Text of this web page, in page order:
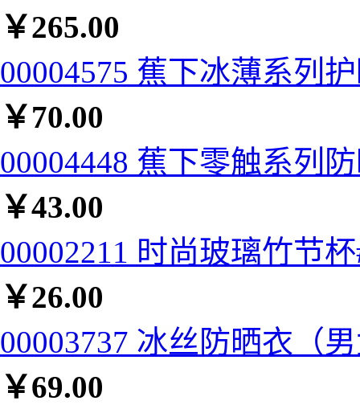
￥265.00
00004575 蕉下冰薄系列
￥70.00
00004448 蕉下零触系列
￥43.00
00002211 时尚玻璃竹节
￥26.00
00003737 冰丝防晒衣（
￥69.00